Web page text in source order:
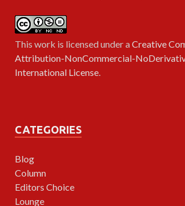
This work is licensed under aCreative
Attribution-NonCommercial-
International License.
CATEGORIES
Blog
Column
Editors Choice
Lounge